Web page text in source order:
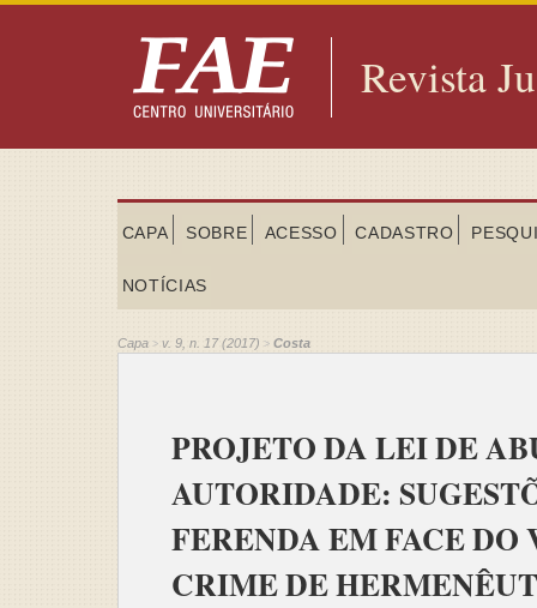
Revista
CAPA SOBRE ACESSO CADASTRO
NOTÍCIAS
Capa > v. 9, n. 17 (2017) > Costa
PROJETO DA LEI DE
AUTORIDADE:
FERENDA EM FACE DO
CRIME DE